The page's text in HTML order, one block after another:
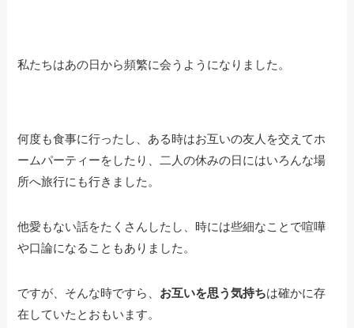
私たちはあの日から頻繁に会うようになりました。
何度も食事に行ったし、ある時はお互いの友人を交えてホ
ームパーティーをしたり、二人の休みの日にはいろんな場
所へ旅行にも行きました。
他愛もない話をたくさんしたし、時には些細なことで喧嘩
や口論になることもありました。
ですが、そんな時ですら、 お互いを思う気持ちは確かに存
在していたとおもいます。